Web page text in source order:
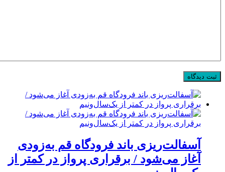
آسفالت‌ریزی باند فرودگاه قم به‌زودی
آغاز می‌شود / برقراری پرواز در کمتر از